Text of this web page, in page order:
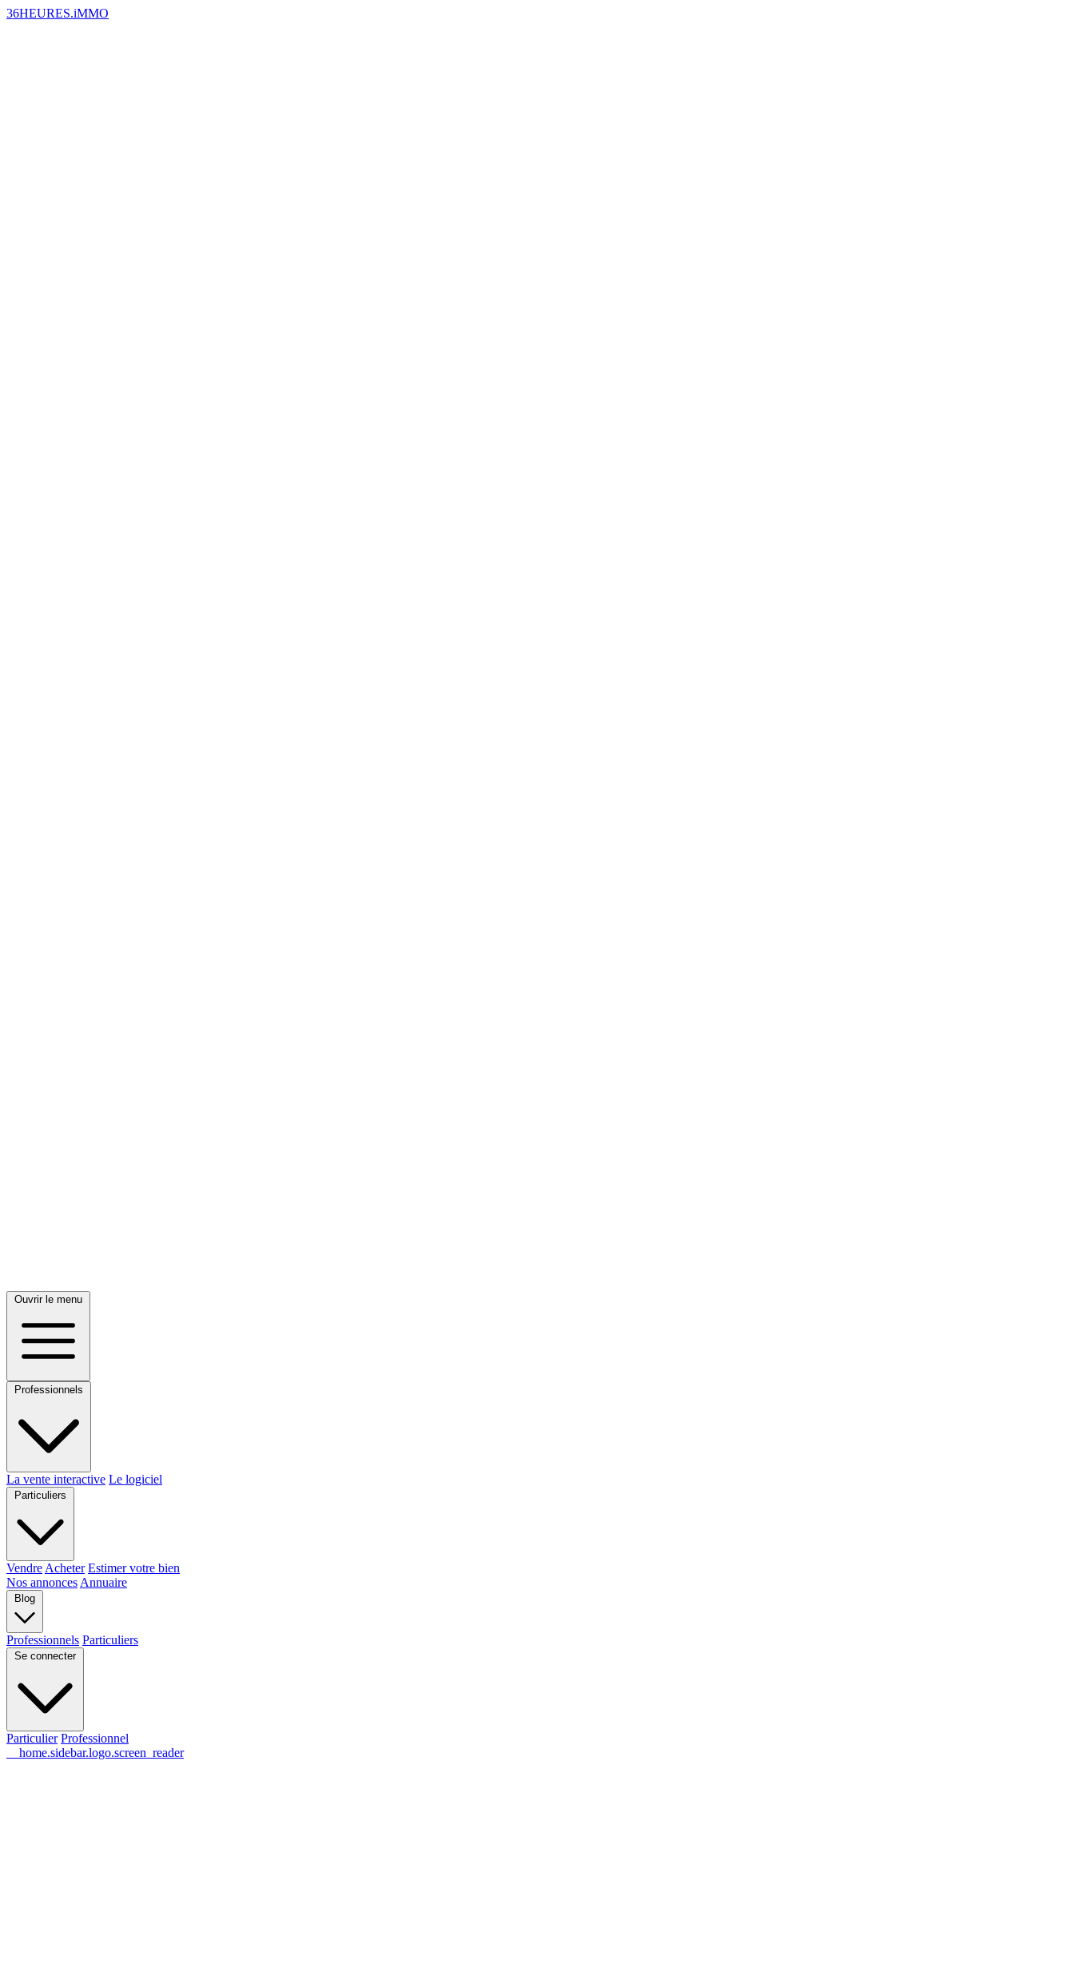
36HEURES.iMMO
Ouvrir le menu
Professionnels
La vente interactive Le logiciel
Particuliers
Vendre Acheter Estimer votre bien
Nos annonces Annuaire
Blog
Professionnels Particuliers
Se connecter
Particulier Professionnel
__home.sidebar.logo.screen_reader